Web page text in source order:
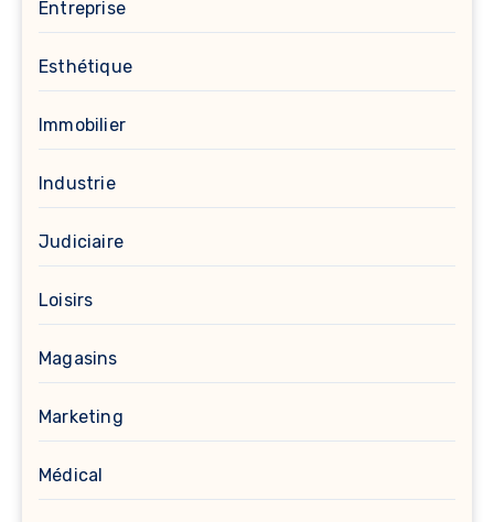
Entreprise
Esthétique
Immobilier
Industrie
Judiciaire
Loisirs
Magasins
Marketing
Médical